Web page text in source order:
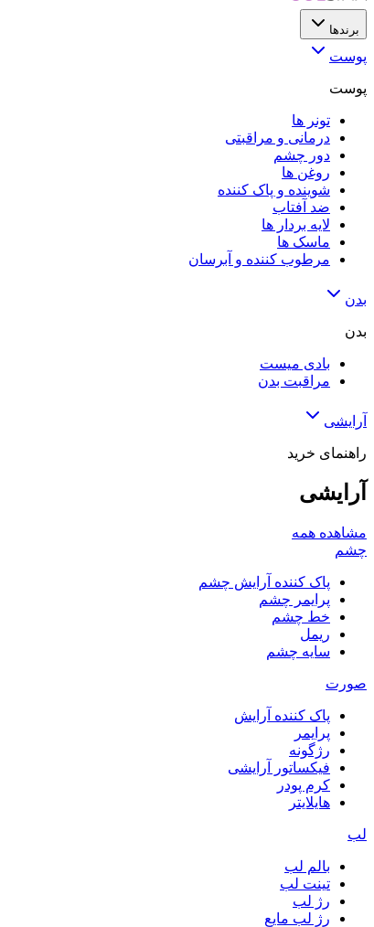
برندها
پوست
پوست
تونر ها
درمانی و مراقبتی
دور چشم
روغن ها
شوینده و پاک کننده
ضد آفتاب
لایه‌ بردار ها
ماسک ها
مرطوب کننده و آبرسان
بدن
بدن
بادی میست
مراقبت بدن
آرایشی
راهنمای خرید
آرایشی
مشاهده همه
چشم
پاک کننده آرایش چشم
پرایمر چشم
خط چشم
ریمل
سایه چشم
صورت
پاک کننده آرایش
پرایمر
رژگونه
فیکساتور آرایشی
کرم پودر
هایلایتر
لب
بالم لب
تینت لب
رژ لب
رژ لب مایع